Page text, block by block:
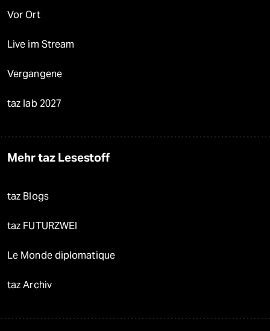
Vor Ort
Live im Stream
Vergangene
taz lab 2027
Mehr taz Lesestoff
taz Blogs
taz FUTURZWEI
Le Monde diplomatique
taz Archiv